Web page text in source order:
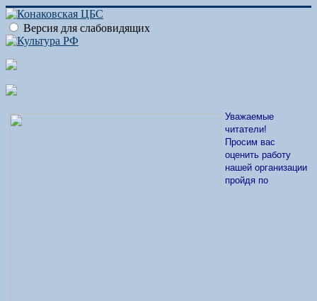
Версия для слабовидящих
Уважаемые
читатели!
Просим вас
оценить работу
нашей организации
пройдя по